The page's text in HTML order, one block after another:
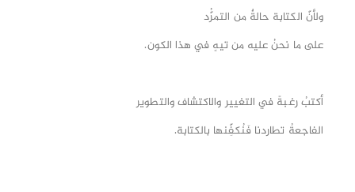
ولأنّ الكتابة حالةٌ من التمرُّد
على ما نحنُ عليه من تيهٍ في هذا الكون.
أكتبُ رغبةً في التغيير والاكتشاف والتطوير
الفاجعةُ تطاردنا فَنُكفِّنها بالكتابة.